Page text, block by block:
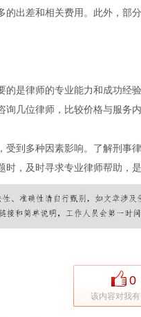
的出差和相关费用。此外，部
的是律师的专业能力和成功经
询几位律师，比较价格与服务
受到多种因素影响。了解刑事
时，及时寻求专业律师帮助，
0
该内容对我